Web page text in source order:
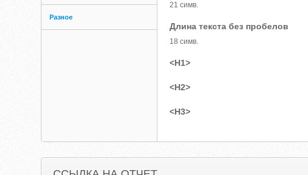
Разное
21 симв.
Длина текста без пробелов
18 симв.
<H1>
<H2>
<H3>